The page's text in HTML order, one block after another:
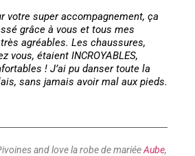
votre super accompagnement, ça
grâce à vous et tous mes
agréables. Les chaussures,
vous, étaient INCROYABLES,
! J’ai pu danser toute la
sans jamais avoir mal aux pieds.
and love la robe de mariéeAube,